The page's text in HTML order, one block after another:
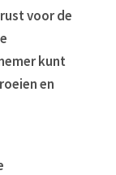
voor de
kunt
en